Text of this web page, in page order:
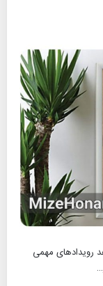
رویدادهای مهمی